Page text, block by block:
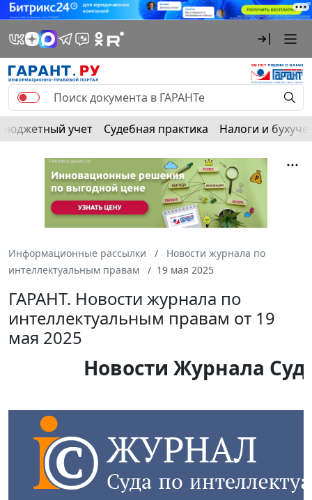
Бюджетный учет Судебная практика Налоги и
Информационные рассылки
Новости журнала по
интеллектуальным правам
19 мая 2025
ГАРАНТ. Новости журнала по
интеллектуальным правам от 19
мая 2025
Новости Журнала